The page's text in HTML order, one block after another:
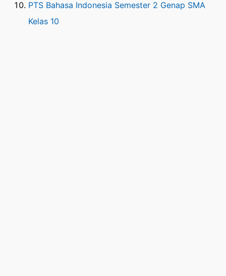
PTS Bahasa Indonesia Semester 2 Genap SMA
Kelas 10